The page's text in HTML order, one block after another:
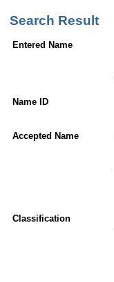
Search Result
Entered Name
Name ID
Accepted Name
Classification